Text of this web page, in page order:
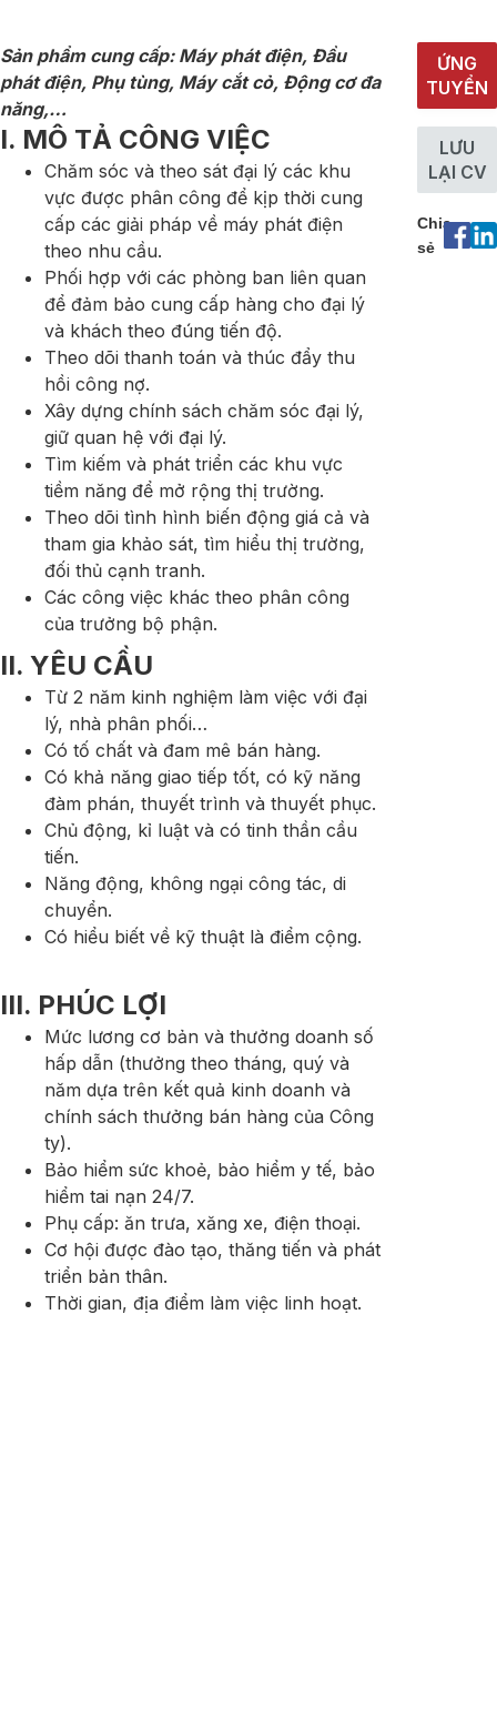
Sản phẩm cung cấp: Máy phát điện, Đầu
phát điện, Phụ tùng, Máy cắt cỏ, Động cơ đa
năng,…
I. MÔ TẢ CÔNG VIỆC
Chăm sóc và theo sát đại lý các khu
vực được phân công để kịp thời cung
cấp các giải pháp về máy phát điện
theo nhu cầu.
Phối hợp với các phòng ban liên quan
để đảm bảo cung cấp hàng cho đại lý
và khách theo đúng tiến độ.
Theo dõi thanh toán và thúc đẩy thu
hồi công nợ.
Xây dựng chính sách chăm sóc đại lý,
giữ quan hệ với đại lý.
Tìm kiếm và phát triển các khu vực
tiềm năng để mở rộng thị trường.
Theo dõi tình hình biến động giá cả và
tham gia khảo sát, tìm hiểu thị trường,
đối thủ cạnh tranh.
Các công việc khác theo phân công
của trưởng bộ phận.
II. YÊU CẦU
Từ 2 năm kinh nghiệm làm việc với đại
lý, nhà phân phối…
Có tố chất và đam mê bán hàng.
Có khả năng giao tiếp tốt, có kỹ năng
đàm phán, thuyết trình và thuyết phục.
Chủ động, kỉ luật và có tinh thần cầu
tiến.
Năng động, không ngại công tác, di
chuyển.
Có hiểu biết về kỹ thuật là điểm cộng.
III. PHÚC LỢI
Mức lương cơ bản và thưởng doanh số
hấp dẫn (thưởng theo tháng, quý và
năm dựa trên kết quả kinh doanh và
chính sách thưởng bán hàng của Công
ty).
Bảo hiểm sức khoẻ, bảo hiểm y tế, bảo
hiểm tai nạn 24/7.
Phụ cấp: ăn trưa, xăng xe, điện thoại.
Cơ hội được đào tạo, thăng tiến và phát
triển bản thân.
Thời gian, địa điểm làm việc linh hoạt.
ỨNG
TUYỂN
LƯU
LẠI CV
Chia
sẻ